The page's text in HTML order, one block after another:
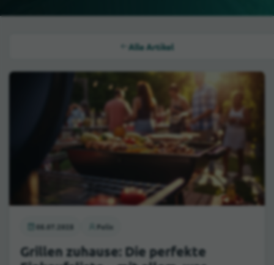
Alle Artikel
05.07.2025 Felix
Grillen zuhause: Die perfekte